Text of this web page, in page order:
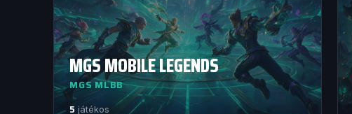
MGS MOBILE LEGENDS
MGS MLBB
5 játékos